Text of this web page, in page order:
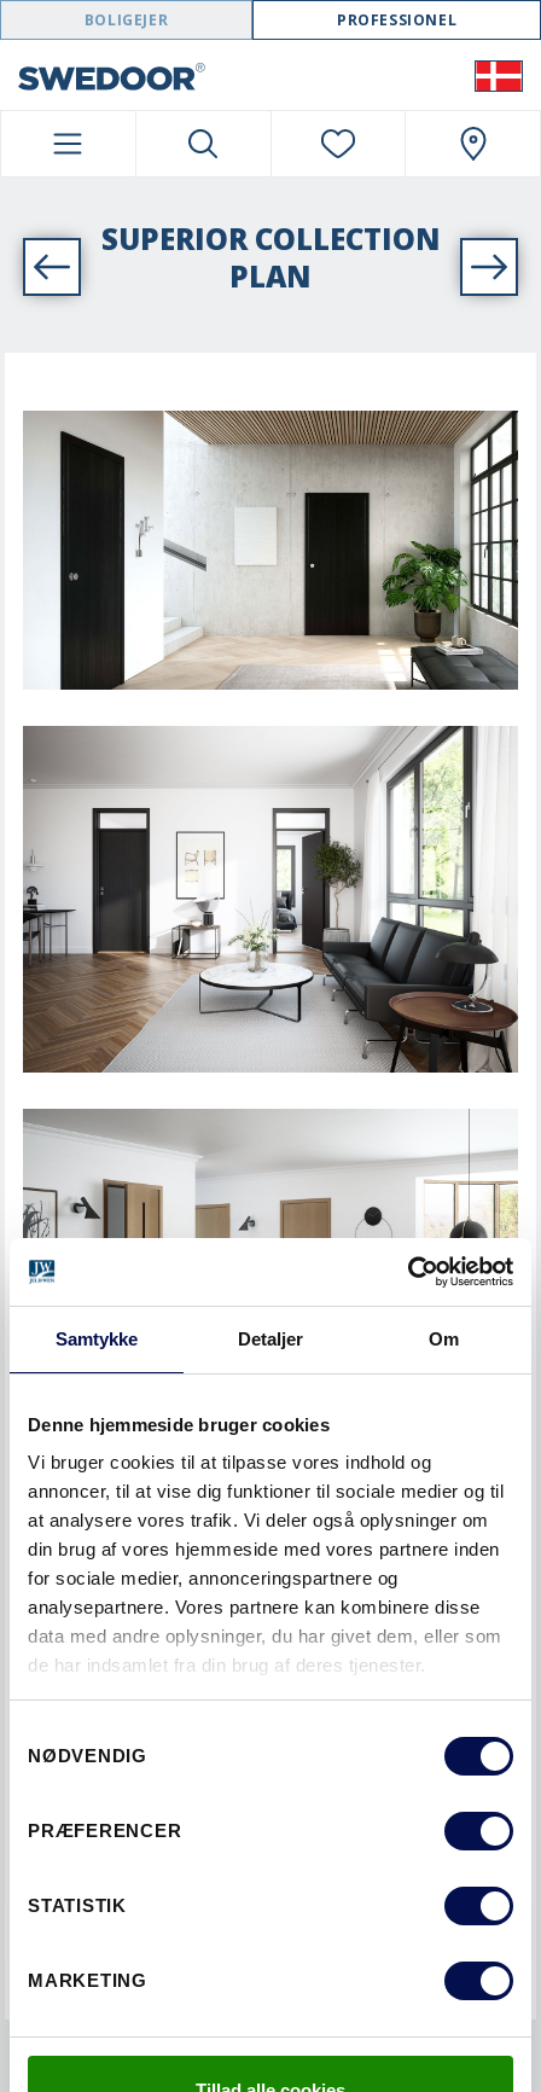
Samtykke Detaljer Om
Denne hjemmeside bruger cookies
Vi bruger cookies til at tilpasse vores indhold og
annoncer, til at vise dig funktioner til sociale medier og til
at analysere vores trafik. Vi deler også oplysninger om
din brug af vores hjemmeside med vores partnere inden
for sociale medier, annonceringspartnere og
analysepartnere. Vores partnere kan kombinere disse
data med andre oplysninger, du har givet dem, eller som
de har indsamlet fra din brug af deres tjenester.
NØDVENDIG
PRÆFERENCER
STATISTIK
MARKETING
SWEDOOR NAVIGATION
BOLIGEJER PROFESSIONEL
SUPERIOR COLLECTION
PLAN
INDVENDIG DØR SUPERIOR PLAN ASK SORT
INDVENDIG DØR SUPERIOR PLAN 7520 SORT
ASK
INDVENDIG DØR SUPERIOR PLAN 7521 OG
7520 EG
ASK OG HVID